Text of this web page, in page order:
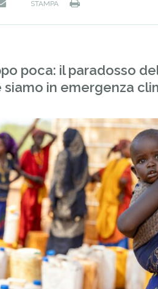
e-
STAMPA
poca: il paradosso
siamo in emergenza